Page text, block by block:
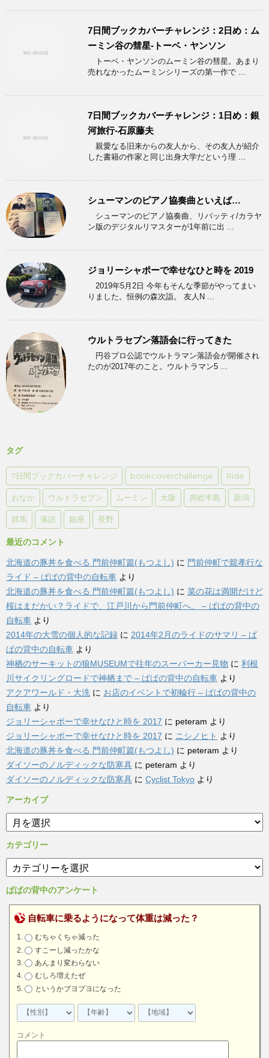
7日間ブックカバーチャレンジ：2日め：ム
ーミン谷の彗星-トーベ・ヤンソン
トーベ・ヤンソンのムーミン谷の彗星。あまり
売れなかったムーミンシリーズの第一作で ...
7日間ブックカバーチャレンジ：1日め：銀
河旅行-石原藤夫
親愛なる旧来からの友人から、その友人が紹介
した書籍の作家と同じ出身大学だという理 ...
シューマンのピアノ協奏曲といえば…
シューマンのピアノ協奏曲、リパッティ/カラヤ
ン版のデジタルリマスターが1年前に出 ...
ジョリーシャポーで幸せなひと時を 2019
2019年5月2日 今年もそんな季節がやってまい
りました。恒例の森次詣。 友人N ...
ウルトラセブン落語会に行ってきた
円谷プロ公認でウルトラマン落語会が開催され
たのが2017年のこと。ウルトラマン5 ...
タグ
7日間ブックカバーチャレンジ bookcoverchallenge Ride
おなか ウルトラセブン ムーミン 大阪 房総半島 新潟
群馬 落語 銀座 長野
最近のコメント
北海道の豚丼を食べる 門前仲町篇(もつよし) に 門前仲町で親孝行な
ライド – ぱぱの背中の自転車 より
北海道の豚丼を食べる 門前仲町篇(もつよし) に 菜の花は満開だけど
桜はまだかい？ライドで、江戸川から門前仲町へ。 – ぱぱの背中の
自転車 より
2014年の大雪の個人的な記録 に 2014年2月のライドのサマリ – ぱ
ぱの背中の自転車 より
神栖のサーキットの狼MUSEUMで往年のスーパーカー見物 に 利根
川サイクリングロードで神栖まで – ぱぱの背中の自転車 より
アクアワールド・大洗 に お店のイベントで初輪行 – ぱぱの背中の
自転車 より
ジョリーシャポーで幸せなひと時を 2017 に peteram より
ジョリーシャポーで幸せなひと時を 2017 に ニシノヒト より
北海道の豚丼を食べる 門前仲町篇(もつよし) に peteram より
ダイソーのノルディックな防寒具 に peteram より
ダイソーのノルディックな防寒具 に Cyclist Tokyo より
アーカイブ
ア
ー
カ
イ
ブ
カテゴリー
テ
ゴ
ー
ぱぱの背中のアンケート
自転車に乗るようになって体重は減った？
むちゃくちゃ減った
すこーし減ったかな
あんまり変わらない
むしろ増えたぜ
というかブヨブヨになった
コメント